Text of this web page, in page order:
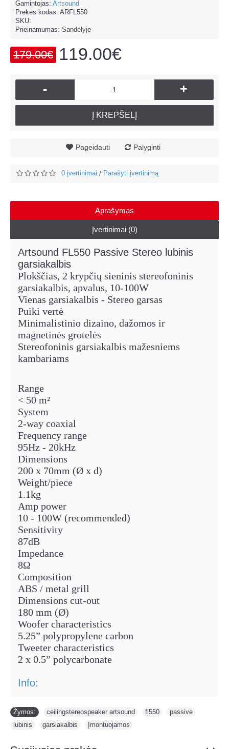
Gamintojas: Artsound
Prekės kodas: ARFL550
SKU:
Prieinamumas: Sandėlyje
179.00€ 119.00€
- +
Į KREPŠELĮ
Pageidauti Palyginti
0 įvertinimai / Parašyti įvertinimą
Aprašymas
Įvertinimai (0)
Artsound FL550 Passive Stereo lubinis
garsiakalbis
Plokščias, 2 krypčių sieninis stereofoninis
garsiakalbis, apvalus, 10-100W
Vienas garsiakalbis - Stereo garsas
Puiki vertė
Minimalistinio dizaino, dažomos ir
magnetinės grotelės
Stereofoninis garsiakalbis mažesniems
kambariams
Range
< 50 m²
System
2-way coaxial
Frequency range
95Hz - 20kHz
Dimensions
200 x 70mm (Ø x d)
Weight/piece
1.1kg
Amp power
10 - 100W (recommended)
Sensitivity
87dB
Impedance
8Ω
Composition
ABS / metal grill
Dimensions cut-out
180 mm (Ø)
Woofer characteristics
5.25” polypropylene carbon
Tweeter characteristics
2 x 0.5” polycarbonate
Info:
Žymos: ceilingstereospeaker artsound fl550 passive
lubinis
garsiakalbis Įmontuojamos